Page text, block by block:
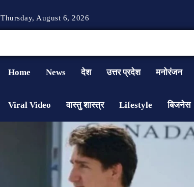
Thursday, August 6, 2026
Home News देश उत्तर प्रदेश मनोरंजन
Viral Video वास्तु शास्त्र Lifestyle बिजनेस